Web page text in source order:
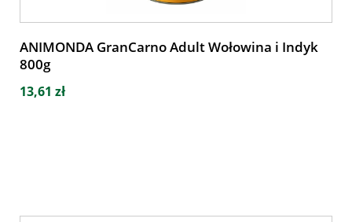
ANIMONDA GranCarno Adult Wołowina i Indyk
800g
13,61 zł